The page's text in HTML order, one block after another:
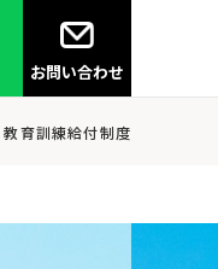
お問い合わせ
教育訓練給付制度